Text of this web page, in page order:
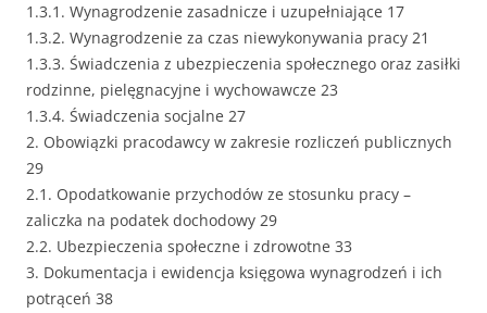
1.3.1. Wynagrodzenie zasadnicze i uzupełniające 17
1.3.2. Wynagrodzenie za czas niewykonywania pracy 21
1.3.3. Świadczenia z ubezpieczenia społecznego oraz zasiłki
rodzinne, pielęgnacyjne i wychowawcze 23
1.3.4. Świadczenia socjalne 27
2. Obowiązki pracodawcy w zakresie rozliczeń publicznych
29
2.1. Opodatkowanie przychodów ze stosunku pracy –
zaliczka na podatek dochodowy 29
2.2. Ubezpieczenia społeczne i zdrowotne 33
3. Dokumentacja i ewidencja księgowa wynagrodzeń i ich
potrąceń 38